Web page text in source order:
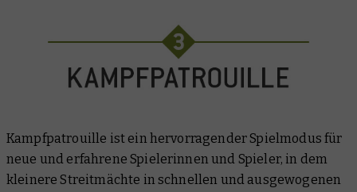
Kampfpatrouille ist ein hervorragender Spielmodus für
neue und erfahrene Spielerinnen und Spieler, in dem
kleinere Streitmächte in schnellen und ausgewogenen